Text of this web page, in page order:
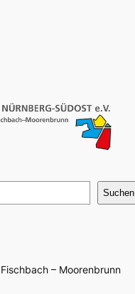
Suchen
– Moorenbrunn